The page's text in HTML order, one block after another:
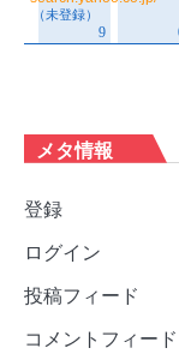
メタ情報
登録
ログイン
投稿フィード
コメントフィード